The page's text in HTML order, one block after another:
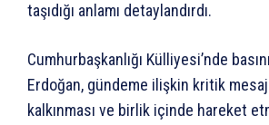
taşıdığı anlamı detaylandırdı.
Cumhurbaşkanlığı Külliyesi’nde
Erdoğan, gündeme ilişkin kritik
kalkınması ve birlik içinde hareket